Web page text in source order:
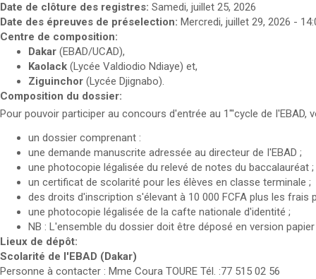
Date de clôture des registres: Samedi, juillet 25, 2026
Date des épreuves de préselection: Mercredi, juillet 29, 2026 -
Centre de composition:
Dakar (EBAD/UCAD),
Kaolack (Lycée Valdiodio Ndiaye) et,
Ziguinchor (Lycée Djignabo).
Composition du dossier:
Pour pouvoir participer au concours d'entrée au 1"'cycle de I'EBAD,
un dossier comprenant :
une demande manuscrite adressée au directeur de I'EBAD ;
une photocopie légalisée du relevé de notes du baccalauréat ;
un certificat de scolarité pour les élèves en classe terminale ;
des droits d'inscription s'élevant à 10 000 FCFA plus les
une photocopie légalisée de la cafte nationale d'identité ;
NB : L'ensemble du dossier doit être déposé en version
Lieux de dépôt:
Scolarité de I'EBAD (Dakar)
Personne à contacter : Mme Coura TOURE Tél. :77 515 02 56